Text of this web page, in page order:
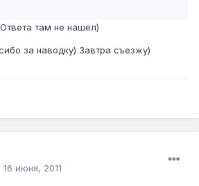
там не нашел)
за наводку) Завтра съезжу)
16 июня, 2011